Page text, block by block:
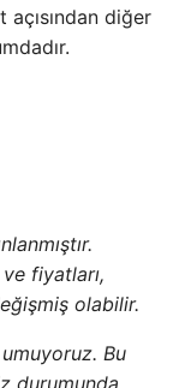
diğer
fiyatları,
olabilir.
Bu
durumunda